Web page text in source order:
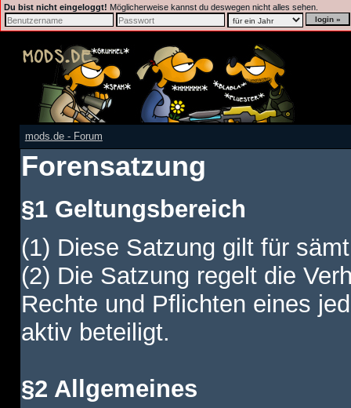
Du bist nicht eingeloggt! Möglicherweise kannst du deswegen nicht alles sehen.
mods.de - Forum
Forensatzung
§1 Geltungsbereich
(1) Diese Satzung gilt für
(2) Die Satzung regelt die
Rechte und Pflichten eines
aktiv beteiligt.
§2 Allgemeines